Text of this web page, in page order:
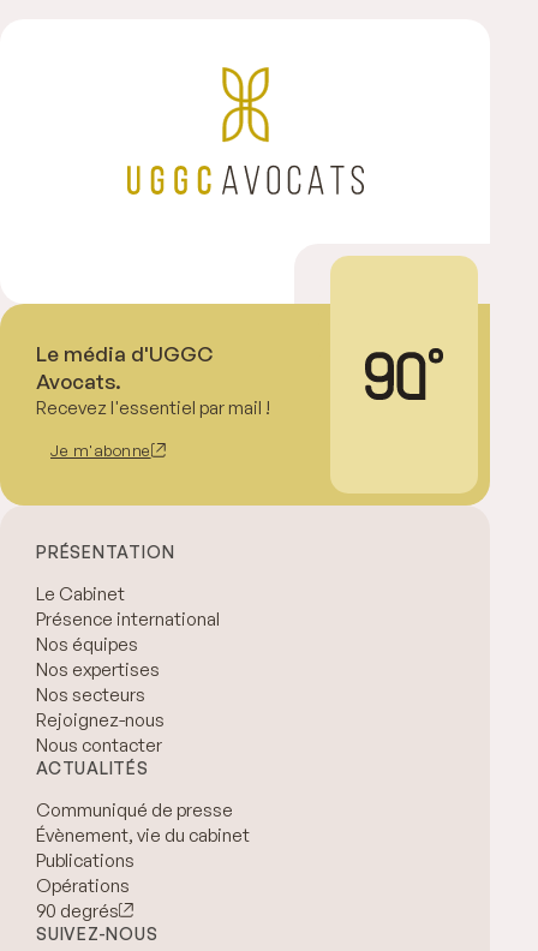
Le média d'UGGC
Avocats.
Recevez l'essentiel par mail !
Je m'abonne
PRÉSENTATION
Le Cabinet
Présence international
Nos équipes
Nos expertises
Nos secteurs
Rejoignez-nous
Nous contacter
ACTUALITÉS
Communiqué de presse
Évènement, vie du cabinet
Publications
Opérations
90 degrés
SUIVEZ-NOUS